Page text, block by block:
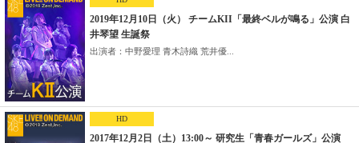
2019年12月10日（火） チームKII「最終ベルが鳴る」公演 白
井琴望 生誕祭
出演者：中野愛理 青木詩織 荒井優...
HD
2017年12月2日（土）13:00～ 研究生「青春ガールズ」公演